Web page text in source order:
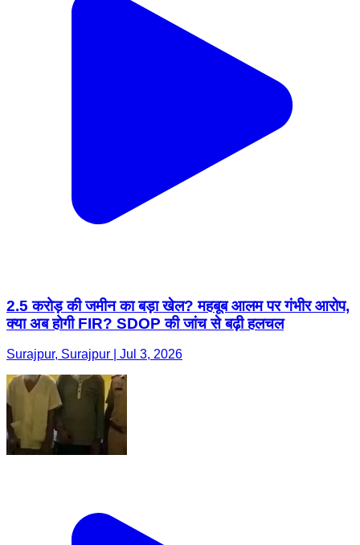
2.5 करोड़ की जमीन का बड़ा खेल? महबूब आलम पर गंभीर आरोप,
क्या अब होगी FIR? SDOP की जांच से बढ़ी हलचल
Surajpur, Surajpur | Jul 3, 2026